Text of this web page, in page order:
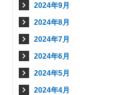
2024年9月
2024年8月
2024年7月
2024年6月
2024年5月
2024年4月